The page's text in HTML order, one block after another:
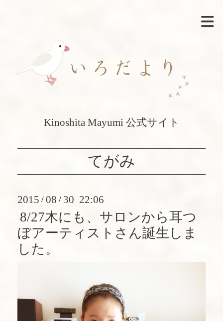
Kinoshita Mayumi 公式サイト
てがみ
2015 / 08 / 30 22:06
8/27木にも、サロンから耳つ
ぼアーティストさん誕生しま
した。